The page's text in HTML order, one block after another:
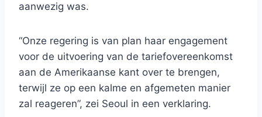
aanwezig was.
“Onze regering is van plan haar engagement
voor de uitvoering van de tariefovereenkomst
aan de Amerikaanse kant over te brengen,
terwijl ze op een kalme en afgemeten manier
zal reageren”, zei Seoul in een verklaring.